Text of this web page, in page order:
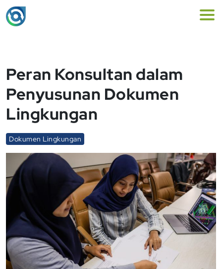
Peran Konsultan dalam
Penyusunan Dokumen
Lingkungan
Dokumen Lingkungan